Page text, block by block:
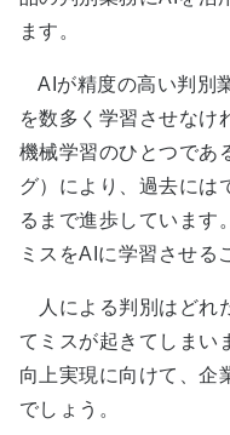
ます。
AIが精度の高い判別
を数多く学習させなけ
機械学習のひとつであ
グ）により、過去には
るまで進歩しています
ミスをAIに学習させる
人による判別はどれ
てミスが起きてしまい
向上実現に向けて、企
でしょう。